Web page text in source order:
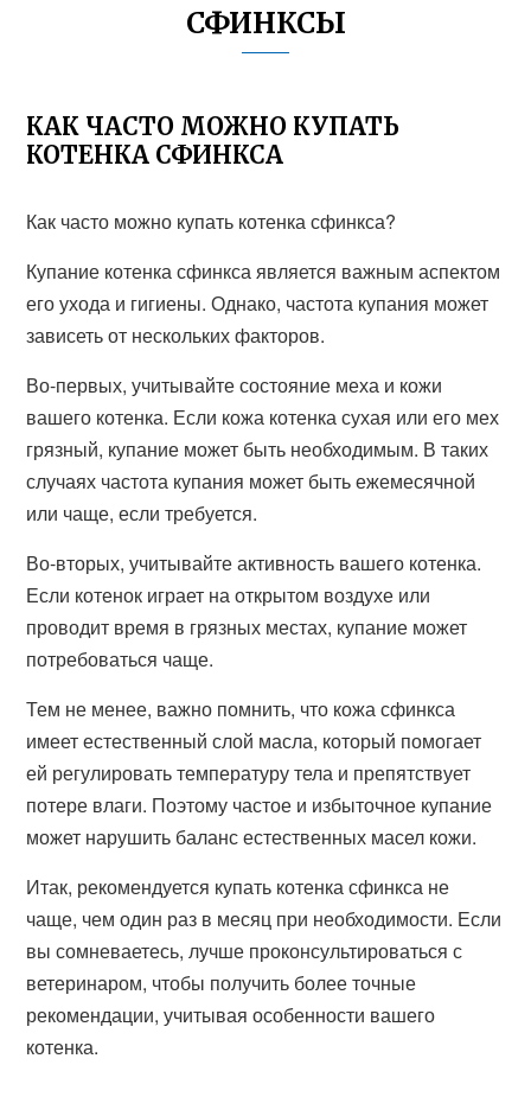
СФИНКСЫ
КАК ЧАСТО МОЖНО КУПАТЬ
КОТЕНКА СФИНКСА
Как часто можно купать котенка сфинкса?
Купание котенка сфинкса является важным аспектом
его ухода и гигиены. Однако, частота купания может
зависеть от нескольких факторов.
Во-первых, учитывайте состояние меха и кожи
вашего котенка. Если кожа котенка сухая или его мех
грязный, купание может быть необходимым. В таких
случаях частота купания может быть ежемесячной
или чаще, если требуется.
Во-вторых, учитывайте активность вашего котенка.
Если котенок играет на открытом воздухе или
проводит время в грязных местах, купание может
потребоваться чаще.
Тем не менее, важно помнить, что кожа сфинкса
имеет естественный слой масла, который помогает
ей регулировать температуру тела и препятствует
потере влаги. Поэтому частое и избыточное купание
может нарушить баланс естественных масел кожи.
Итак, рекомендуется купать котенка сфинкса не
чаще, чем один раз в месяц при необходимости. Если
вы сомневаетесь, лучше проконсультироваться с
ветеринаром, чтобы получить более точные
рекомендации, учитывая особенности вашего
котенка.